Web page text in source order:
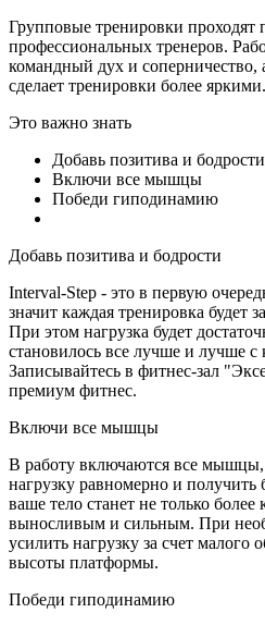
Групповые тренировки проходят
профессиональных тренеров.
командный дух и
сделает тренировки более яркими.
Это важно знать
Добавь позитива и бодрости
Включи все мышцы
Победи гиподинамию
Добавь позитива и бодрости
Interval-Step - это в первую
значит каждая тренировка будет
При этом нагрузка будет
становилось все лучше и лучше с
Записывайтесь в фитнес-зал
премиум фитнес.
Включи все мышцы
В работу включаются все мышцы,
нагрузку равномерно и получить
ваше тело станет не только
выносливым и сильным. При
усилить нагрузку за счет малого
высоты платформы.
Победи гиподинамию